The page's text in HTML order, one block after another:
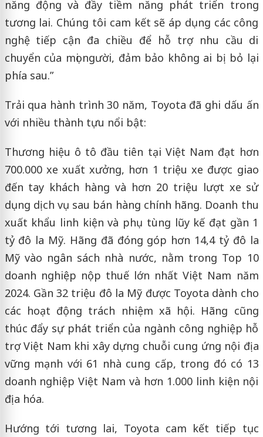
năng động và đầy tiềm năng phát triển trong
tương lai. Chúng tôi cam kết sẽ áp dụng các công
nghệ tiếp cận đa chiều để hỗ trợ nhu cầu di
chuyển của mọi người, đảm bảo không ai bị bỏ lại
phía sau.”
Trải qua hành trình 30 năm, Toyota đã ghi dấu ấn
với nhiều thành tựu nổi bật:
Thương hiệu ô tô đầu tiên tại Việt Nam đạt hơn
700.000 xe xuất xưởng, hơn 1 triệu xe được giao
đến tay khách hàng và hơn 20 triệu lượt xe sử
dụng dịch vụ sau bán hàng chính hãng. Doanh thu
xuất khẩu linh kiện và phụ tùng lũy kế đạt gần 1
tỷ đô la Mỹ. Hãng đã đóng góp hơn 14,4 tỷ đô la
Mỹ vào ngân sách nhà nước, nằm trong Top 10
doanh nghiệp nộp thuế lớn nhất Việt Nam năm
2024. Gần 32 triệu đô la Mỹ được Toyota dành cho
các hoạt động trách nhiệm xã hội. Hãng cũng
thúc đẩy sự phát triển của ngành công nghiệp hỗ
trợ Việt Nam khi xây dựng chuỗi cung ứng nội địa
vững mạnh với 61 nhà cung cấp, trong đó có 13
doanh nghiệp Việt Nam và hơn 1.000 linh kiện nội
địa hóa.
Hướng tới tương lai, Toyota cam kết tiếp tục